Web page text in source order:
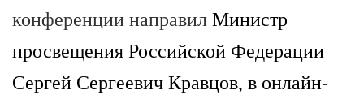
конференции направил Министр
просвещения Российской Федерации
Сергей Сергеевич Кравцов, в онлайн-